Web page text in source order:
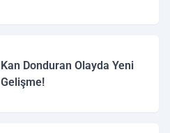
Kan Donduran Olayda Yeni
Gelişme!